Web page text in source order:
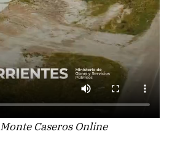
Monte Caseros Online